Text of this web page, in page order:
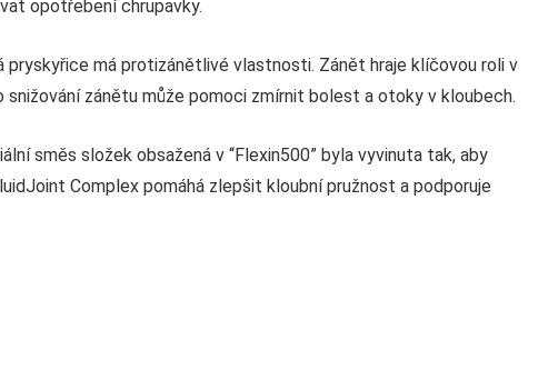
opotřebení chrupavky.
pryskyřice má protizánětlivé vlastnosti. Zánět hraje klíčovou roli v
zánětu může pomoci zmírnit bolest a otoky v kloubech.
směs složek obsažená v “Flexin500” byla vyvinuta tak, aby
Complex pomáhá zlepšit kloubní pružnost a podporuje